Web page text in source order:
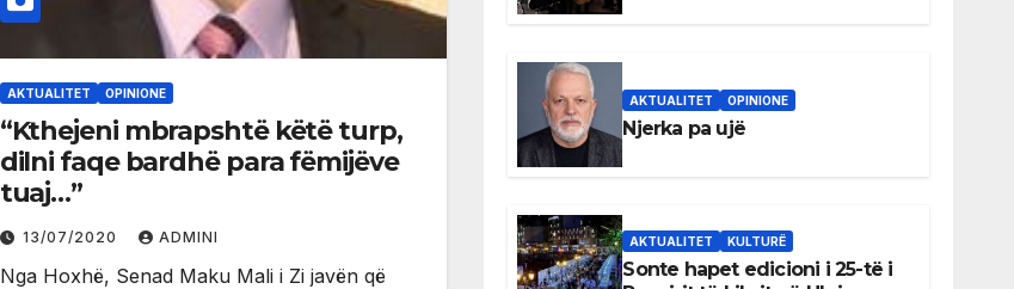
AKTUALITET OPINIONE
“Kthejeni mbrapshtë këtë turp,
dilni faqe bardhë para fëmijëve
tuaj…”
13/07/2020 ADMINI
Nga Hoxhë, Senad Maku Mali i Zi javën që
AKTUALITET OPINIONE
Njerka pa ujë
AKTUALITET KULTURË
Sonte hapet edicioni i 25-të i